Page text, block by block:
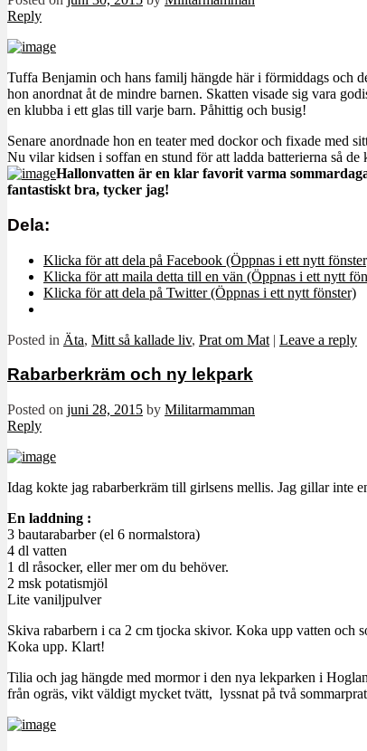
Reply
Tuffa Benjamin och hans familj hängde här i förmiddags och
hon anordnat åt de mindre barnen. Skatten visade sig vara
en klubba i ett glas till varje barn. Påhittig och busig!
Senare anordnade hon en teater med dockor och fixade med
Nu vilar kidsen i soffan en stund för att ladda batterierna så de
Hallonvatten är en klar favorit varma
fantastiskt bra, tycker jag!
Dela:
Klicka för att dela på Facebook (Öppnas i ett nytt
Klicka för att maila detta till en vän (Öppnas i ett nytt
Klicka för att dela på Twitter (Öppnas i ett nytt fönster)
Posted in Äta, Mitt så kallade liv, Prat om Mat | Leave a reply
Rabarberkräm och ny lekpark
Posted on juni 28, 2015 by Militarmamman
Reply
Idag kokte jag rabarberkräm till girlsens mellis. Jag gillar inte
En laddning :
3 bautarabarber (el 6 normalstora)
4 dl vatten
1 dl råsocker, eller mer om du behöver.
2 msk potatismjöl
Lite vaniljpulver
Skiva rabarbern i ca 2 cm tjocka skivor. Koka upp vatten och
Koka upp. Klart!
Tilia och jag hängde med mormor i den nya lekparken i
från ogräs, vikt väldigt mycket tvätt, lyssnat på två